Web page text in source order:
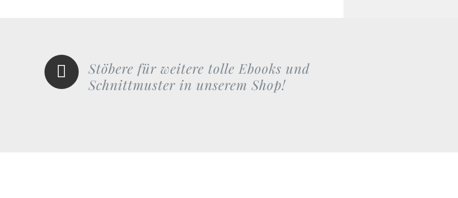
Stöbere für weitere tolle Ebooks und
Schnittmuster in unserem Shop!